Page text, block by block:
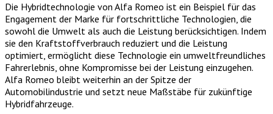
Die Hybridtechnologie von Alfa Romeo ist ein Beispiel für das
Engagement der Marke für fortschrittliche Technologien, die
sowohl die Umwelt als auch die Leistung berücksichtigen. Indem
sie den Kraftstoffverbrauch reduziert und die Leistung
optimiert, ermöglicht diese Technologie ein umweltfreundliches
Fahrerlebnis, ohne Kompromisse bei der Leistung einzugehen.
Alfa Romeo bleibt weiterhin an der Spitze der
Automobilindustrie und setzt neue Maßstäbe für zukünftige
Hybridfahrzeuge.